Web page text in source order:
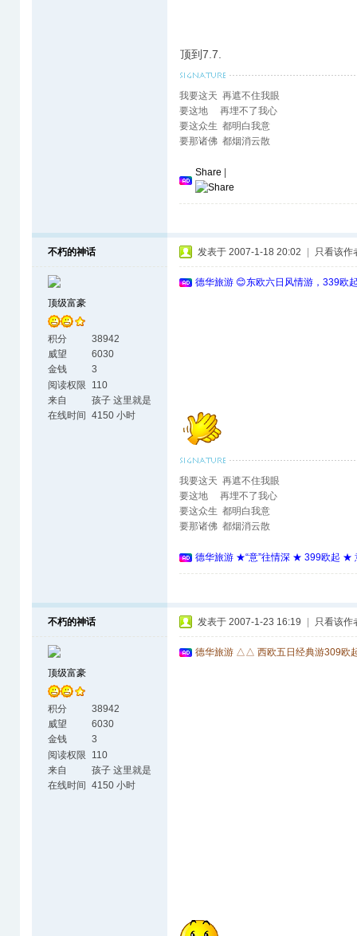
顶到7.7.
我要这天 再遮不住我眼
要这地 再埋不了我心
要这众生 都明白我意
要那诸佛 都烟消云散
Share
不朽的神话
顶级富豪
积分
38942
威望
6030
金钱
3
阅读权限
110
来自
孩子 这里就是
天涯海角了
在线时间 4150 小时
发表于 2007-1-18 20:02 只看该作
德华旅游 😊东欧六日风情游，339欧
我要这天 再遮不住我眼
要这地 再埋不了我心
要这众生 都明白我意
要那诸佛 都烟消云散
德华旅游 ★“意”往情深 ★ 399欧起 ★
不朽的神话
顶级富豪
积分
38942
威望
6030
金钱
3
阅读权限
110
来自
孩子 这里就是
天涯海角了
在线时间 4150 小时
发表于 2007-1-23 16:19 只看该作
德华旅游 △△ 西欧五日经典游309欧